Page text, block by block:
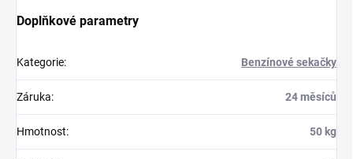
Doplňkové parametry
Kategorie: Benzínové sekačky
Záruka: 24 měsíců
Hmotnost: 50 kg